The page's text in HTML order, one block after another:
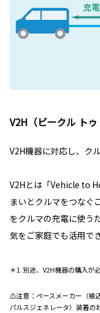
V2H（ビークル トゥ
V2H機器に対応し、ク
V2Hとは「Vehicle to
まいとクルマをつなぐ
をクルマの充電に使う
気をご家庭でも活用で
＊1. 別途、V2H機器の購入が
⚠注意：ペースメーカー（植
パルスジェネレータ）装着の